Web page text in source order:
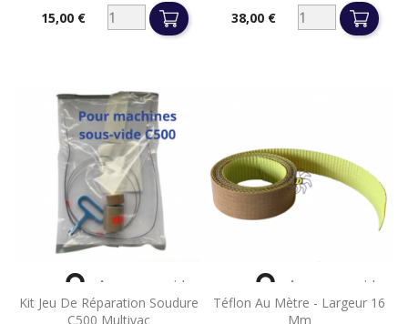
15,00 € Prix38,00 €
Kit Jeu De Réparation Soudure
C500 Multivac
 Aperçu rapide
Téflon Au Mètre - Largeur 16
Mm
 Aperçu rapide